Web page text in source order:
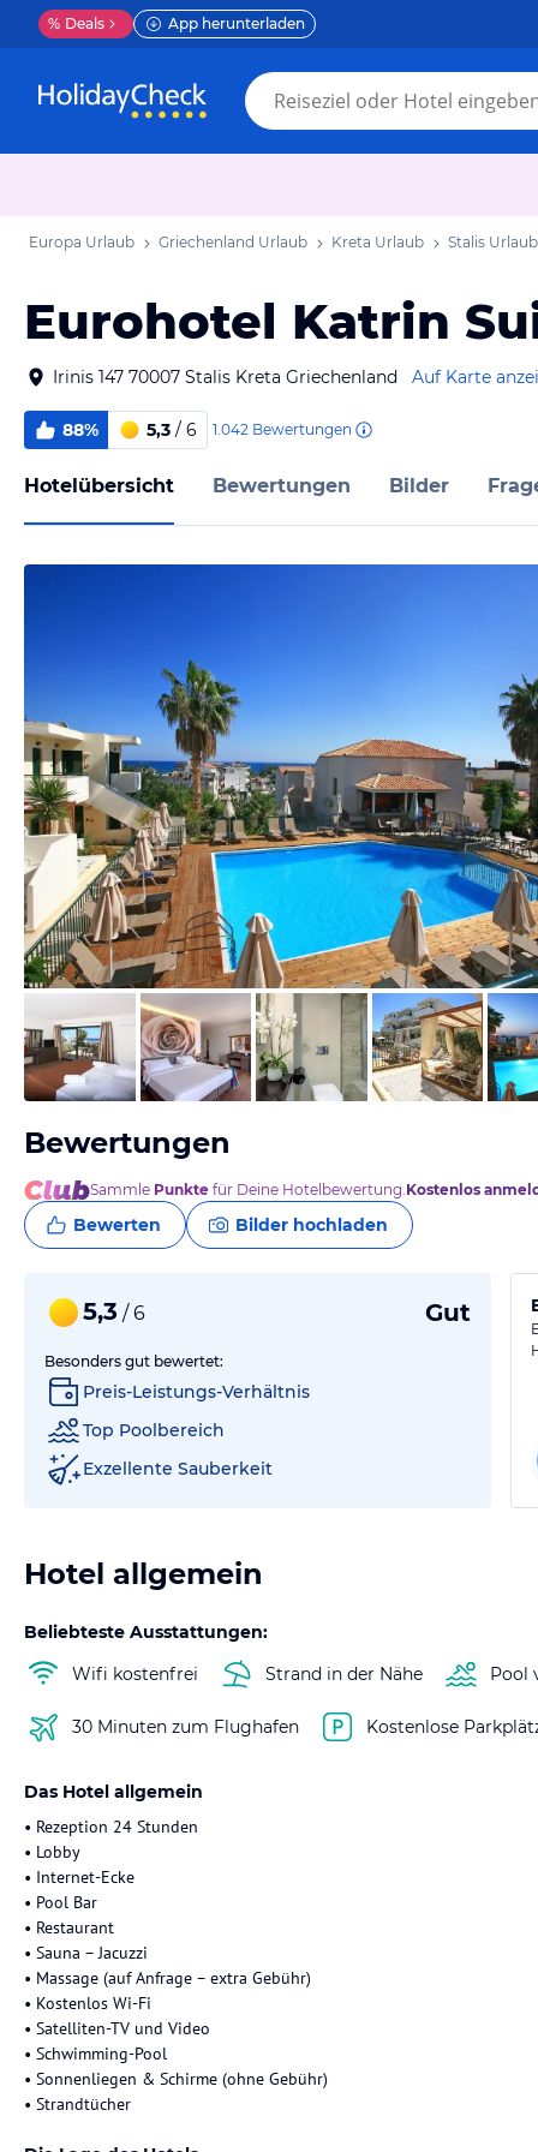
% Deals App herunterladen
Europa Urlaub Griechenland Urlaub Kreta Urlaub Stalis Urlaub
Eurohotel Katrin
Irinis 147 70007 Stalis Kreta Griechenland Auf Karte
88% 5,3 / 6 1.042 Bewertungen
Hotelübersicht Bewertungen Bilder
vom Hotelier, Mai 2014
Bewertungen
Sammle Punkte für Deine Hotelbewertung.Kostenlos
Bewerten Bilder hochladen
5,3 / 6 Gut
Besonders gut bewertet:
Preis-Leistungs-Verhältnis
Top Poolbereich
Exzellente Sauberkeit
Hotel allgemein
Beliebteste Ausstattungen:
Wifi kostenfrei
Strand in der Nähe Pool
30 Minuten zum Flughafen Kostenlose
Das Hotel allgemein
• Rezeption 24 Stunden
• Lobby
• Internet-Ecke
• Pool Bar
• Restaurant
• Sauna – Jacuzzi
• Massage (auf Anfrage – extra Gebühr)
• Kostenlos Wi-Fi
• Satelliten-TV und Video
• Schwimming-Pool
• Sonnenliegen & Schirme (ohne Gebühr)
• Strandtücher